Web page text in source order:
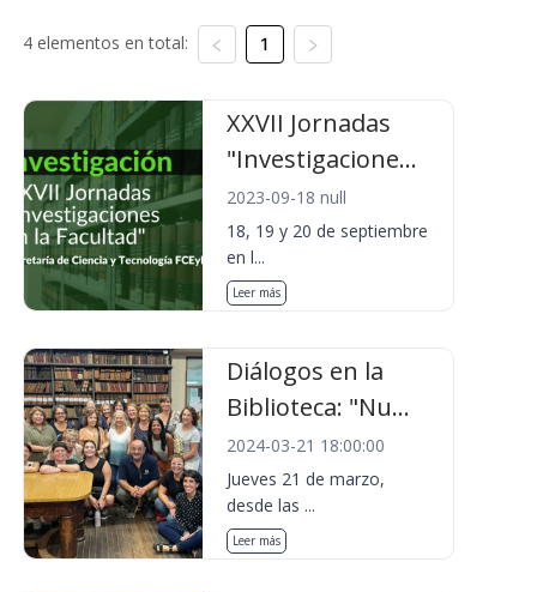
4 elementos en total: 1
XXVII Jornadas
"Investigacione...
2023-09-18 null
18, 19 y 20 de septiembre
en l...
Leer más
Diálogos en la
Biblioteca: "Nu...
2024-03-21 18:00:00
Jueves 21 de marzo,
desde las ...
Leer más